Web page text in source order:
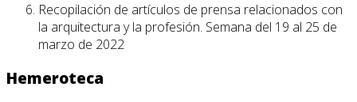
Recopilación de artículos de prensa relacionados con
la arquitectura y la profesión. Semana del 19 al 25 de
marzo de 2022
Hemeroteca